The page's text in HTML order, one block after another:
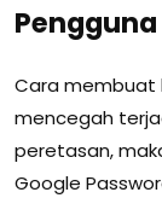
Cara membuat
mencegah
peretasan,
Google